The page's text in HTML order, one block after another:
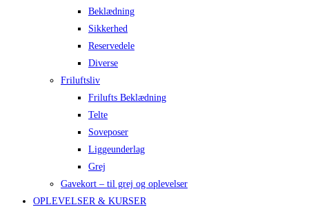
Beklædning
Sikkerhed
Reservedele
Diverse
Friluftsliv
Frilufts Beklædning
Telte
Soveposer
Liggeunderlag
Grej
Gavekort – til grej og oplevelser
OPLEVELSER & KURSER